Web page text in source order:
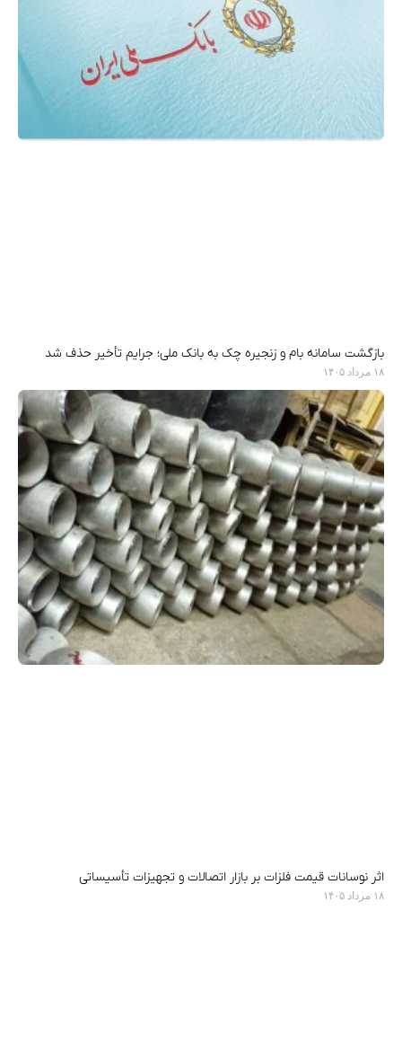
بازگشت سامانه بام و زنجیره چک به بانک ملی؛ جرایم تأخیر حذف شد
۱۸ مرداد ۱۴۰۵
اثر نوسانات قیمت فلزات بر بازار اتصالات و تجهیزات تأسیساتی
۱۸ مرداد ۱۴۰۵